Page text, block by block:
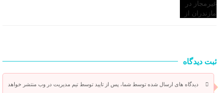
ثبت دیدگاه
دیدگاه های ارسال شده توسط شما، پس از تایید توسط تیم مدیریت در وب منتشر خواهد